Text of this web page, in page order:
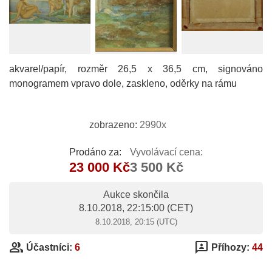
akvarel/papír, rozměr 26,5 x 36,5 cm, signováno
monogramem vpravo dole, zaskleno, oděrky na rámu
zobrazeno: 2990x
Prodáno za:
23 000 Kč
Vyvolávací cena:
3 500 Kč
Aukce skončila
8.10.2018, 22:15:00 (CET)
8.10.2018, 20:15 (UTC)
group Účastníci: 6 3p Příhozy: 44